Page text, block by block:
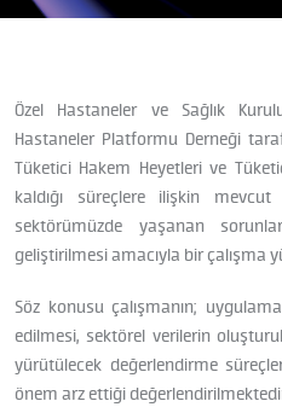
Özel Hastaneler ve Sağlık
Hastaneler Platformu Derneği
Tüketici Hakem Heyetleri ve
kaldığı süreçlere ilişkin
sektörümüzde yaşanan
geliştirilmesi amacıyla bir çalışma
Söz konusu çalışmanın;
edilmesi, sektörel verilerin
yürütülecek değerlendirme
önem arz ettiği